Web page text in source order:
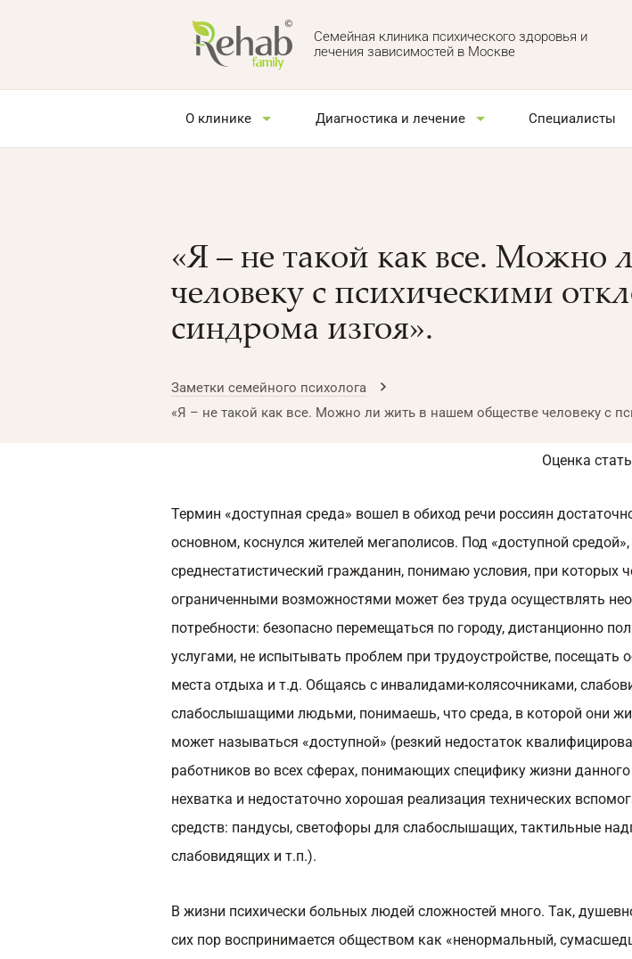
Семейная клиника психического здоровья и
лечения зависимостей в Москве
О клинике Диагностика и лечение Специалисты
«Я – не такой как все. Можно
человеку с психическими
синдрома изгоя».
Заметки семейного психолога
«Я – не такой как все. Можно ли жить в нашем обществе человеку с
Оценка
Термин «доступная среда» вошел в обиход речи россиян
основном, коснулся жителей мегаполисов. Под «доступной средой»,
среднестатистический гражданин, понимаю условия, при которых
ограниченными возможностями может без труда осуществлять
потребности: безопасно перемещаться по городу, дистанционно
услугами, не испытывать проблем при трудоустройстве, посещать
места отдыха и т.д. Общаясь с инвалидами-колясочниками,
слабослышащими людьми, понимаешь, что среда, в которой они
может называться «доступной» (резкий недостаток
работников во всех сферах, понимающих специфику жизни данного
нехватка и недостаточно хорошая реализация технических
средств: пандусы, светофоры для слабослышащих, тактильные
слабовидящих и т.п.).
В жизни психически больных людей сложностей много. Так,
сих пор воспринимается обществом как «ненормальный,